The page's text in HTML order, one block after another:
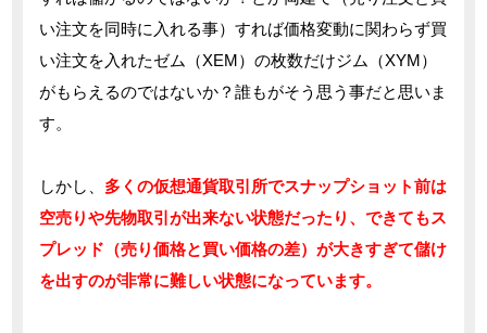
い注文を同時に入れる事）すれば価格変動に関わらず買
い注文を入れたゼム（XEM）の枚数だけジム（XYM）
がもらえるのではないか？誰もがそう思う事だと思いま
す。
しかし、 多くの仮想通貨取引所でスナップショット前は
空売りや先物取引が出来ない状態だったり、できてもス
プレッド（売り価格と買い価格の差）が大きすぎて儲け
を出すのが非常に難しい状態になっています。